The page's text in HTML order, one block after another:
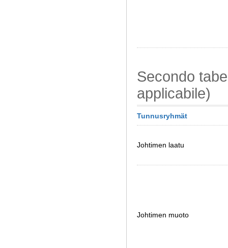
Secondo
applicabile)
Tunnusryhmät
Johtimen laatu
Johtimen muoto